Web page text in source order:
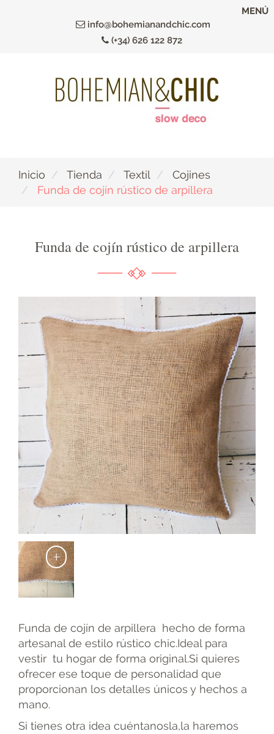
info@bohemianandchic.com
(+34) 626 122 872
MENÚ
Inicio Tienda Textil
Cojines
Funda de cojín rústico de arpillera
Funda de cojín rústico de arpillera
+
Funda de cojín de arpillera hecho de forma
artesanal de estilo rústico chic.Ideal para
vestir tu hogar de forma original.Si quieres
ofrecer ese toque de personalidad que
proporcionan los detalles únicos y hechos a
mano.
Si tienes otra idea cuéntanosla,la haremos